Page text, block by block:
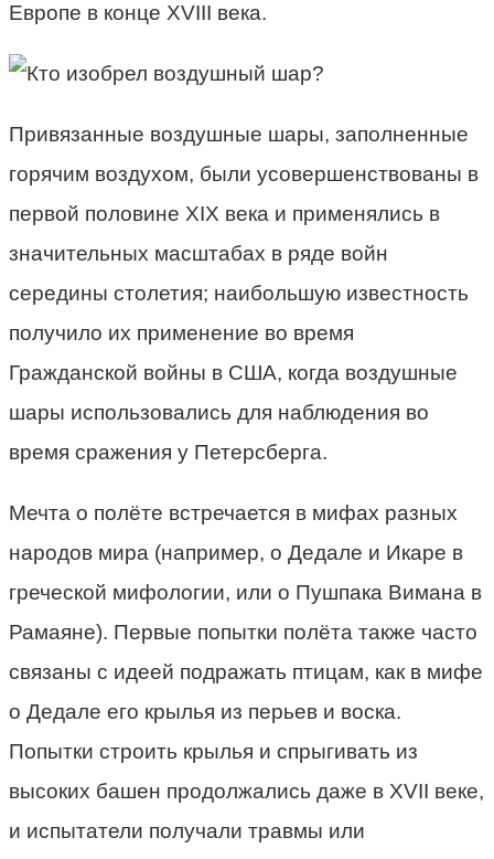
Европе в конце XVIII века.
Привязанные воздушные шары, заполненные
горячим воздухом, были усовершенствованы в
первой половине XIX века и применялись в
значительных масштабах в ряде войн
середины столетия; наибольшую известность
получило их применение во время
Гражданской войны в США, когда воздушные
шары использовались для наблюдения во
время сражения у Петерсберга.
Мечта о полёте встречается в мифах разных
народов мира (например, о Дедале и Икаре в
греческой мифологии, или о Пушпака Вимана в
Рамаяне). Первые попытки полёта также часто
связаны с идеей подражать птицам, как в мифе
о Дедале его крылья из перьев и воска.
Попытки строить крылья и спрыгивать из
высоких башен продолжались даже в XVII веке,
и испытатели получали травмы или